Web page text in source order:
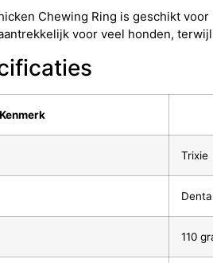
Chewing Ring is geschikt
voor veel honden,
Kenmerk
Trixie
110